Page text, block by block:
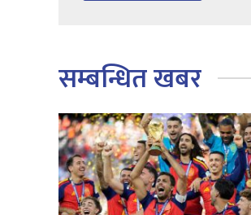
सम्बन्धित खबर